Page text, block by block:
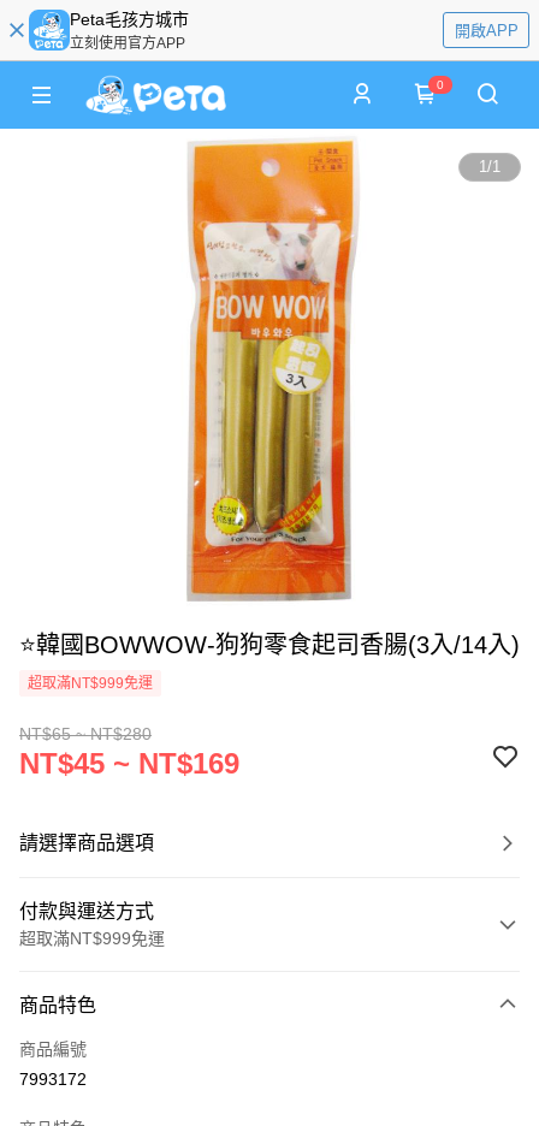
Peta毛孩方城市
立刻使用官方APP
開啟APP
0
1/1
⭐韓國BOWWOW-狗狗零食起司香腸(3入/14入)
超取滿NT$999免運
NT$65 ~ NT$280
NT$45 ~ NT$169
請選擇商品選項
付款與運送方式
超取滿NT$999免運
信用卡一次付款
信用卡分期付款
商品特色
商品編號
7993172